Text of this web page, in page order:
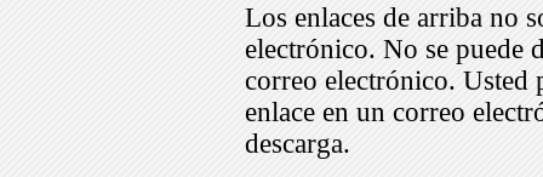
Los enlaces de arriba no
electrónico. No se puede
correo electrónico. Usted
enlace en un correo
descarga.